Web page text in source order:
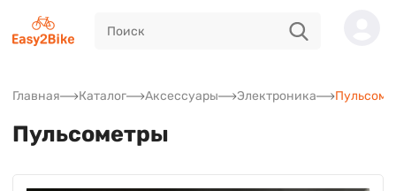
Главная Каталог Аксессуары Электроника
Пульсометры